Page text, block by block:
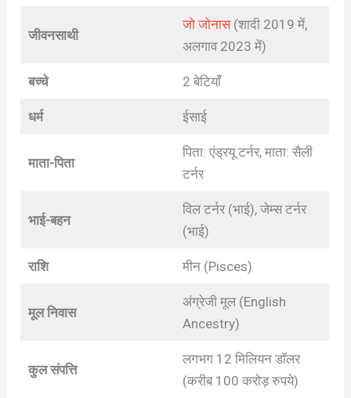
जीवनसाथी
जो जोनास (शादी 2019 में,
अलगाव 2023 में)
बच्चे 2 बेटियाँ
धर्म ईसाई
माता-पिता
पिता: एंड्रयू टर्नर, माता: सैली
टर्नर
भाई-बहन
विल टर्नर (भाई), जेम्स टर्नर
(भाई)
राशि मीन (Pisces)
मूल निवास
अंग्रेजी मूल (English
Ancestry)
कुल संपत्ति
लगभग 12 मिलियन डॉलर
(करीब 100 करोड़ रुपये)